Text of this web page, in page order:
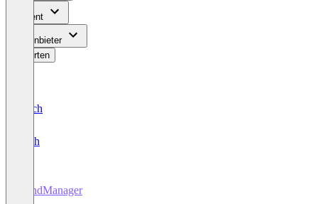
Content
Für Anbieter
Bewerten
Deutsch
English
MindManager